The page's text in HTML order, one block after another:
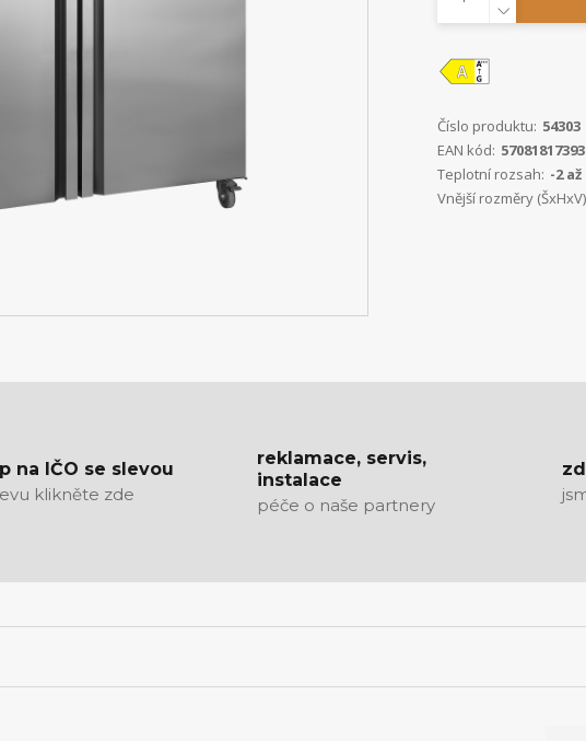
Číslo produktu: 54303
EAN kód:
Teplotní rozsah: -2 až
Vnější rozměry
na IČO se slevou
klikněte zde
reklamace, servis,
instalace
péče o naše partnery